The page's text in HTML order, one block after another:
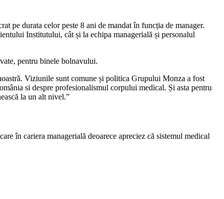
pe durata celor peste 8 ani de mandat în funcția de manager.
Institutului, cât și la echipa managerială și personalul
pentru binele bolnavului.
Viziunile sunt comune și politica Grupului Monza a fost
si despre profesionalismul corpului medical. Și asta pentru
la un alt nivel.”
în cariera managerială deoarece apreciez că sistemul medical